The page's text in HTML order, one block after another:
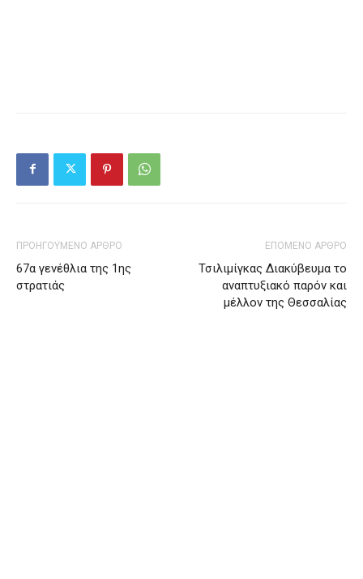
ΠΡΟΗΓΟΥΜΕΝΟ ΑΡΘΡΟ
67α γενέθλια της 1ης
στρατιάς
ΕΠΟΜΕΝΟ ΑΡΘΡΟ
Τσιλιμίγκας Διακύβευμα το
αναπτυξιακό παρόν και
μέλλον της Θεσσαλίας